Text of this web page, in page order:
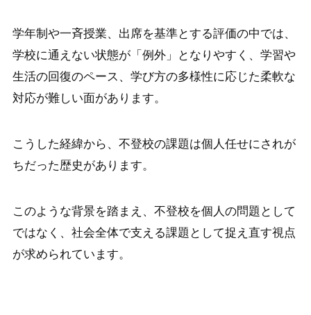
学年制や一斉授業、出席を基準とする評価の中では、
学校に通えない状態が「例外」となりやすく、学習や
生活の回復のペース、学び方の多様性に応じた柔軟な
対応が難しい面があります。
こうした経緯から、不登校の課題は個人任せにされが
ちだった歴史があります。
このような背景を踏まえ、不登校を個人の問題として
ではなく、社会全体で支える課題として捉え直す視点
が求められています。